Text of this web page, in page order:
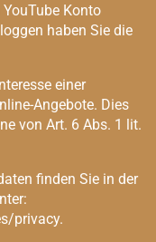
Konto
haben Sie die
einer
Angebote. Dies
von Art. 6 Abs. 1 lit.
finden Sie in der
privacy.